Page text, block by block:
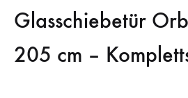
Glasschiebetür
205 cm –